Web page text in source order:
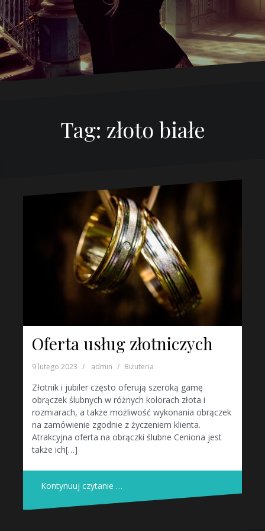
Tag: złoto białe
Oferta usług złotniczych
9 lutego 2023 admin Biżuteria
Złotnik i jubiler często oferują szeroką gamę
obrączek ślubnych w różnych kolorach złota i
rozmiarach, a także możliwość wykonania obrączek
na zamówienie zgodnie z życzeniem klienta.
Atrakcyjna oferta na obrączki ślubne Ceniona jest
także ich[…]
Kontynuuj czytanie …